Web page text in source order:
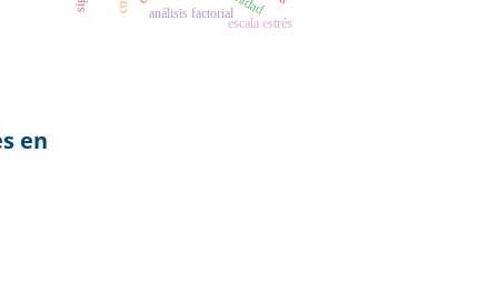
en
análisis factorial
escala estrés